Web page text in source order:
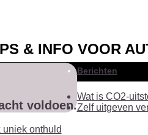
& INFO VOOR
voldoen.
Berichten
Wat is CO2-
Zelf uitgeven
onthuld